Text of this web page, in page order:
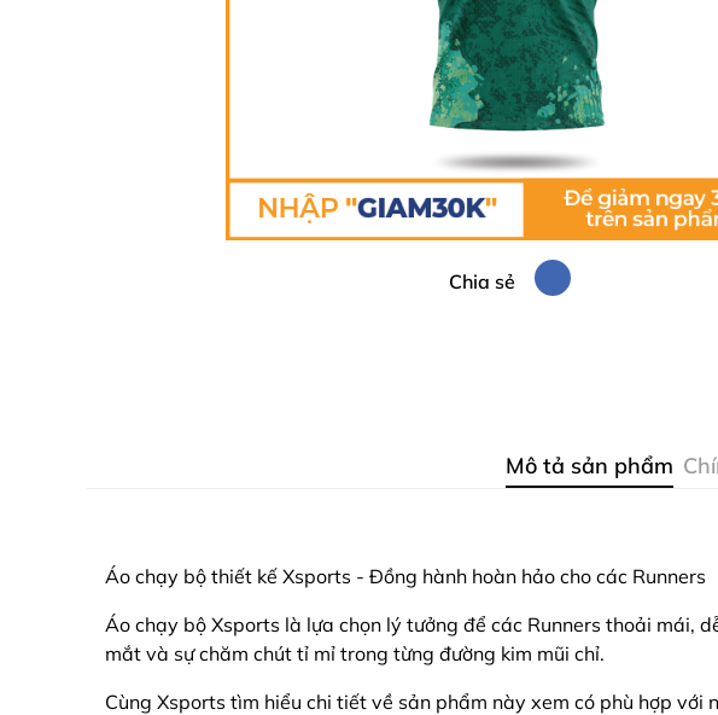
Chia sẻ
Mô tả sản phẩm
Áo chạy bộ thiết kế Xsports - Đồng hành hoàn hảo cho các Runners
Áo chạy bộ Xsports là lựa chọn lý tưởng để các Runners thoải mái,
mắt và sự chăm chút tỉ mỉ trong từng đường kim mũi chỉ.
Cùng Xsports tìm hiểu chi tiết về sản phẩm này xem có phù hợp với